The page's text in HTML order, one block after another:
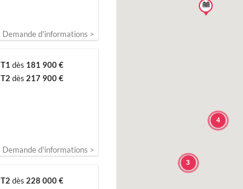
Demande d'informations >
T1 dès 181 900 €
T2 dès 217 900 €
Demande d'informations >
T2 dès 228 000 €
3
4